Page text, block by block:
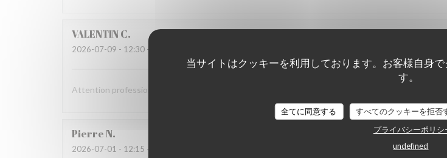
当サイトはクッキーを利用しております。お客様自身
す。
全てに同意する すべてのクッキーを拒否
プライバシーポリシ
undefined
VALENTINC
2026-07-09 - 12:30 - ゲスト 2
Attention professionnelle, gastronomie de très bonne qualité, prix modéré.
PierreN
2026-07-01 - 12:15 - ゲスト 3 5/5 雰囲気